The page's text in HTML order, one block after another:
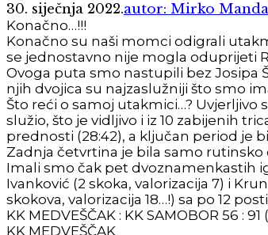
30. siječnja 2022.autor: Mirko
Konačno…!!!
Konačno su naši momci odigrali
se jednostavno nije mogla oduprijeti
Ovoga puta smo nastupili bez Josipa
njih dvojica su najzaslužniji što smo
Što reći o samoj utakmici…?
služio, što je vidljivo i iz 10 zabijenih
prednosti (28:42), a ključan period je
Zadnja četvrtina je bila samo rutinsko
Imali smo čak pet dvoznamenkastih
Ivanković (2 skoka, valorizacija 7) i
skokova, valorizacija 18…!) sa po 12
KK MEDVEŠČAK : KK SAMOBOR 56 : 91
KK MEDVEŠČAK